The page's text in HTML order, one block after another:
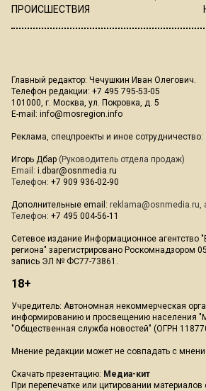
ПРОИСШЕСТВИЯ
Главный редактор: Чечушкин Иван Олегович.
Телефон редакции: +7 495 795-53-05
101000, г. Москва, ул. Покровка, д. 5
E-mail: info@mosregion.info
Реклама, спецпроекты и иное сотрудничество:
Игорь Дбар (Руководитель отдела продаж)
Email: i.dbar@osnmedia.ru
Телефон: +7 909 936-02-90
Дополнительные email: reklama@osnmedia.ru,
Телефон: +7 495 004-56-11
Сетевое издание Информационное агентство
региона" зарегистрировано Роскомнадзором
запись ЭЛ № ФС77-73861.
18+
Учредитель: Автономная некоммерческая
информированию и просвещению населения
"Общественная служба новостей" (ОГРН
Мнение редакции может не совпадать с
Скачать презентацию: Медиа-кит
При перепечатке или цитировании